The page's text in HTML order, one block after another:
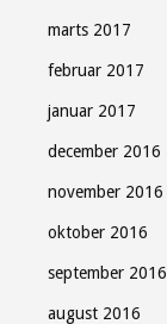
marts 2017
februar 2017
januar 2017
december 2016
november 2016
oktober 2016
september 2016
august 2016